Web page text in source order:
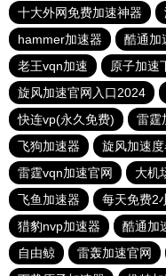
十大外网免费加速神器
hammer加速器
酷通加
老王vqn加速
原子加速
旋风加速官网入口2024
快连vp(永久免费)
雷霆
飞狗加速器
旋风加速度
雷霆vqn加速官网
大机
飞鱼加速器
每天免费2
猎豹nvp加速器
酷通加
自由鲸
雷轰加速官网